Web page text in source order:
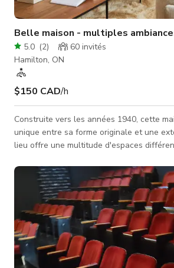
Belle maison - multiples
5.0 (2) 60 invités
Hamilton, ON
$150 CAD/h
Construite vers les années 1940, cette
unique entre sa forme originale et une
lieu offre une multitude d'espaces
l'équipe de production et les zones de
un studio arrière chauffé, équipé de bureaux
3 finitions extérieures différentes et une
aménagée. L'intérieur dégage une